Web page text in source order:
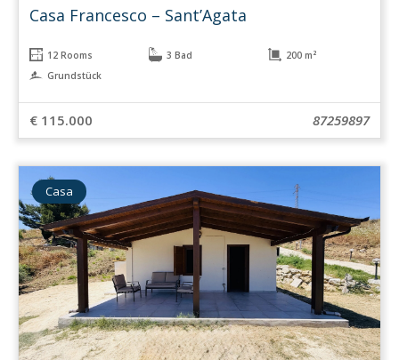
Casa Francesco – Sant’Agata
12 Rooms 3 Bad
200 m²
Grundstück
€ 115.000 87259897
Casa